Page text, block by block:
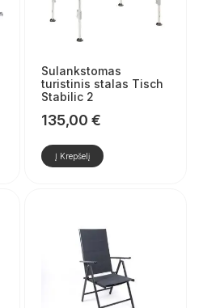
Sulankstomas
turistinis stalas Tisch
Stabilic 2
135,00 €
Į Krepšelį